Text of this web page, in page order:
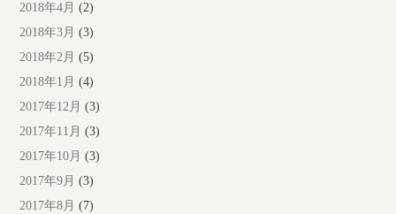
2018年4月 (2)
2018年3月 (3)
2018年2月 (5)
2018年1月 (4)
2017年12月 (3)
2017年11月 (3)
2017年10月 (3)
2017年9月 (3)
2017年8月 (7)